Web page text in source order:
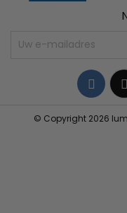
© Copyright 2026